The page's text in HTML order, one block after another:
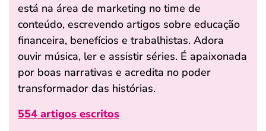
está na área de marketing no time de
conteúdo, escrevendo artigos sobre educação
financeira, benefícios e trabalhistas. Adora
ouvir música, ler e assistir séries. É apaixonada
por boas narrativas e acredita no poder
transformador das histórias.
554 artigos escritos